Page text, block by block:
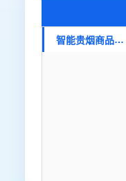
智能贵烟商品SKU产品检测与识别